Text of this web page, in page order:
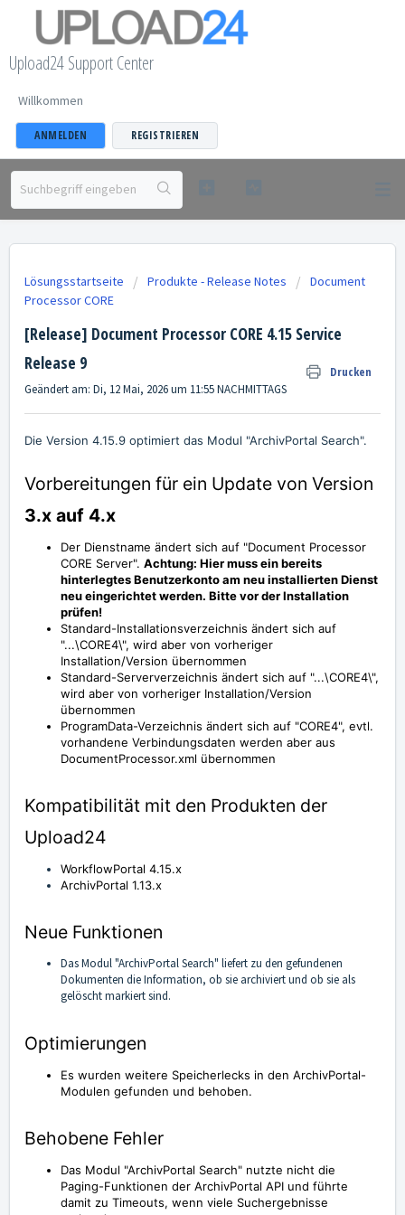
Upload24 Support Center
Willkommen
ANMELDEN REGISTRIEREN
Lösungsstartseite Produkte - Release Notes
Document
Processor CORE
[Release] Document Processor CORE 4.15 Service
Release 9
Drucken
Geändert am: Di, 12 Mai, 2026 um 11:55 NACHMITTAGS
Die Version 4.15.9 optimiert das Modul "ArchivPortal Search".
Vorbereitungen für ein Update von Version
3.x auf 4.x
Der Dienstname ändert sich auf "Document Processor
CORE Server". Achtung: Hier muss ein bereits
hinterlegtes Benutzerkonto am neu installierten Dienst
neu eingerichtet werden. Bitte vor der Installation
prüfen!
Standard-Installationsverzeichnis ändert sich auf
"...\CORE4\", wird aber von vorheriger
Installation/Version übernommen
Standard-Serververzeichnis ändert sich auf "...\CORE4\",
wird aber von vorheriger Installation/Version
übernommen
ProgramData-Verzeichnis ändert sich auf "CORE4", evtl.
vorhandene Verbindungsdaten werden aber aus
DocumentProcessor.xml übernommen
Kompatibilität mit den Produkten der
Upload24
WorkflowPortal 4.15.x
ArchivPortal 1.13.x
Neue Funktionen
Das Modul "ArchivPortal Search" liefert zu den gefundenen
Dokumenten die Information, ob sie archiviert und ob sie als
gelöscht markiert sind.
Optimierungen
Es wurden weitere Speicherlecks in den ArchivPortal-
Modulen gefunden und behoben.
Behobene Fehler
Das Modul "ArchivPortal Search" nutzte nicht die
Paging-Funktionen der ArchivPortal API und führte
damit zu Timeouts, wenn viele Suchergebnisse